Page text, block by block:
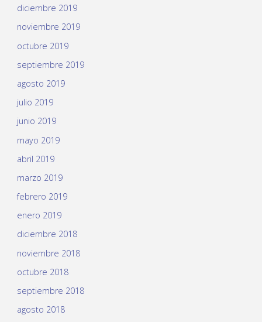
diciembre 2019
noviembre 2019
octubre 2019
septiembre 2019
agosto 2019
julio 2019
junio 2019
mayo 2019
abril 2019
marzo 2019
febrero 2019
enero 2019
diciembre 2018
noviembre 2018
octubre 2018
septiembre 2018
agosto 2018